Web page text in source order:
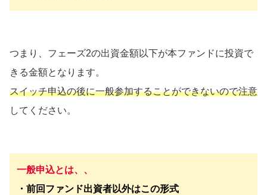
つまり、フェーズ2の出資金額以下が本ファンドに投資で
きる金額となります。
スイッチ申込の後に一般参加することができないので注意
してください。
一般申込とは、、
・前回ファンド出資者以外はこの形式